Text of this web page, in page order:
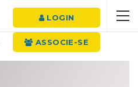
LOGIN
ASSOCIE-SE